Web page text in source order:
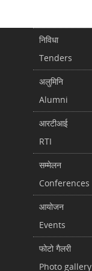
निविधा
Tenders
अलुमिनि
Alumni
आरटीआई
RTI
सम्मेलन
Conferences
आयोजन
Events
फोटो गैलरी
Photo gallery